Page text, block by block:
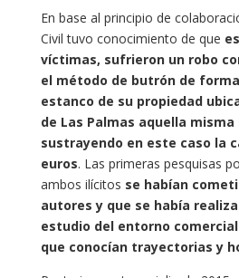
En base al principio de
Civil tuvo conocimiento de que
víctimas, sufrieron un robo
el método de butrón de
estanco de su propiedad
de Las Palmas aquella misma
sustrayendo en este caso la
euros. Las primeras pesquisas
ambos ilícitos se habían
autores y que se había
estudio del entorno
que conocían trayectorias y